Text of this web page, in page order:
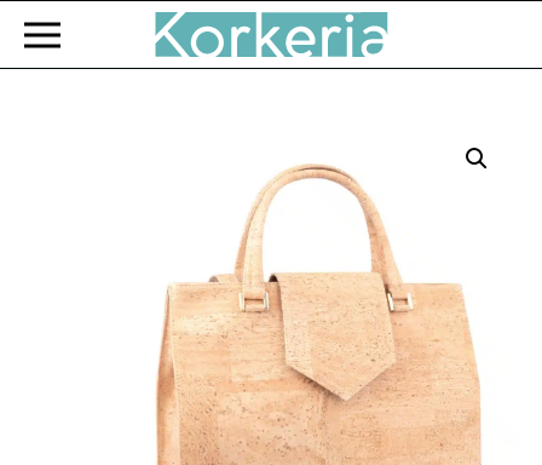
Zum Hauptinhalt springen